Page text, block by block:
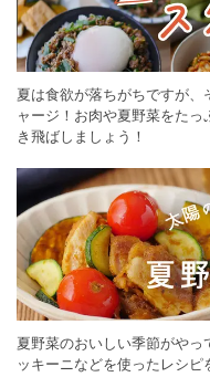
夏は食欲が落ちがちですが
ャージ！お肉や夏野菜をた
き飛ばしましょう！
夏野菜のおいしい季節がや
ッキーニなどを使ったレシ